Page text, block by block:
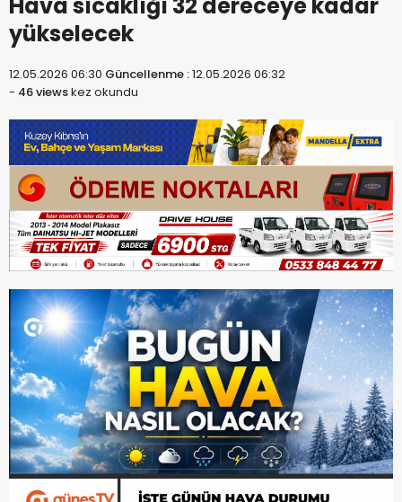
yükselecek
12.05.2026 06:30 Güncellenme :12.05.2026 06:32
- 46 viewskez okundu